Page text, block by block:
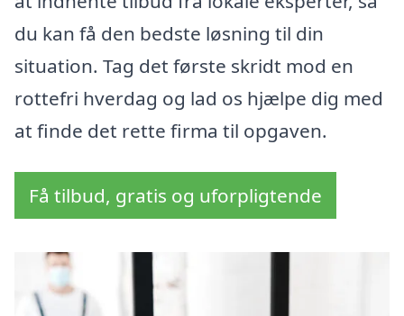
du kan få den bedste løsning til din
situation. Tag det første skridt mod en
rottefri hverdag og lad os hjælpe dig med
at finde det rette firma til opgaven.
Få tilbud, gratis og uforpligtende